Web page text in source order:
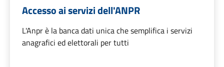
Accesso ai servizi dell'ANPR
L'Anpr è la banca dati unica che semplifica i servizi
anagrafici ed elettorali per tutti